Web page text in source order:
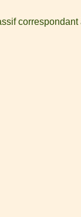
correspondant